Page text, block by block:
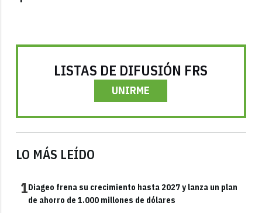
LISTAS DE DIFUSIÓN FRS
UNIRME
LO MÁS LEÍDO
1Diageo frena su crecimiento hasta 2027 y lanza un plan
de ahorro de 1.000 millones de dólares